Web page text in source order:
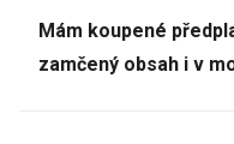
Mám koupené
zamčený obsah i v